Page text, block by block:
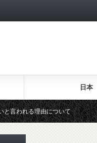
日本
由について 水谷隼